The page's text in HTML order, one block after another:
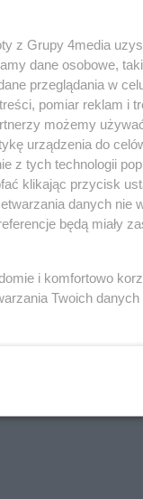
Arkadach
cieszą się
i
widzów. Przed
wrażeń.
filmowe piątki w
z Grupy 4media
dane osobowe,
przeglądania w
pomiar reklam i
możemy
urządzenia do
z tych technologii
klikając przycisk
danych nie
będą miały
i komfortowo
Twoich